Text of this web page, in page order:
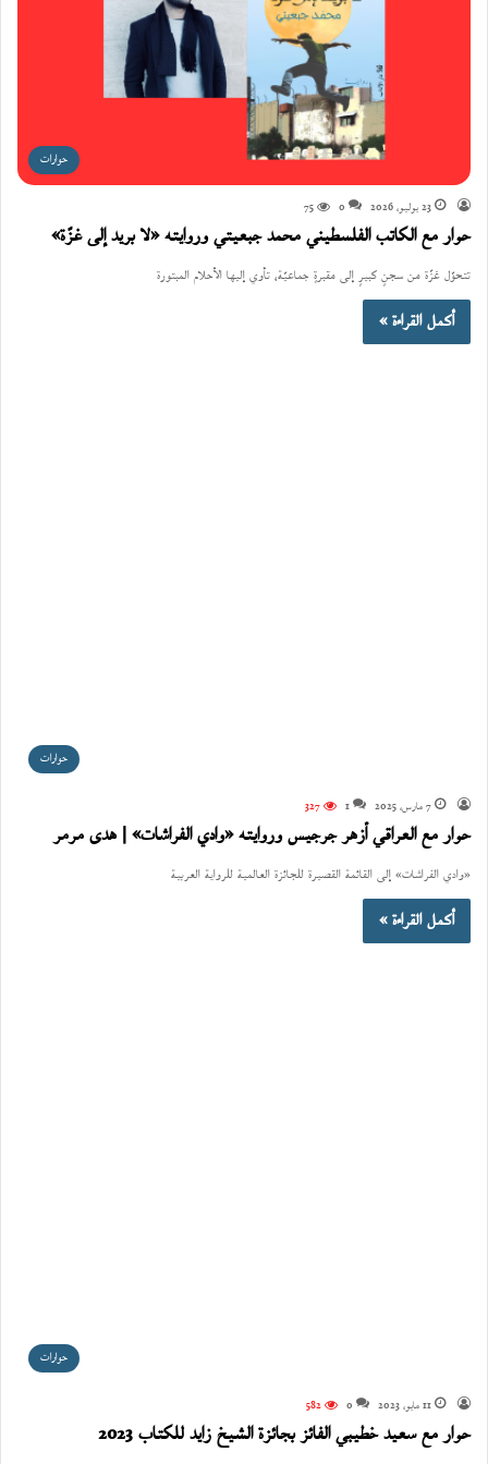
حوارات
23 يوليو، 2026 0
75
حوار مع الكاتب الفلسطيني محمد جبعيتي وروايته «لا بريد إلى غزّة»
تتحوّل غزّة من سجنٍ كبيرٍ إلى مقبرةٍ جماعيّة، تأوي إليها الأحلام المبتورة
أكمل القراءة »
حوارات
7 مارس، 2025 1
327
حوار مع العراقي أزهر جرجيس وروايته «وادي الفراشات» | هدى مرمر
«وادي الفراشات» إلى القائمة القصيرة للجائزة العالمية للرواية العربية
أكمل القراءة »
حوارات
11 مايو، 2023 0
582
حوار مع سعيد خطيبي الفائز بجائزة الشيخ زايد للكتاب 2023